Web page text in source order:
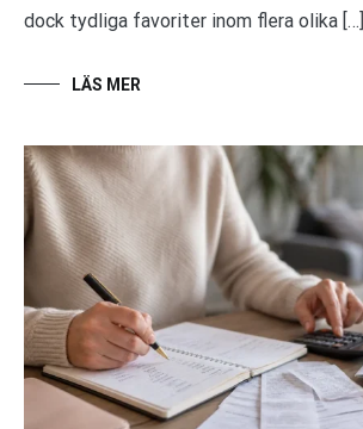
dock tydliga favoriter inom flera olika […]
LÄS MER